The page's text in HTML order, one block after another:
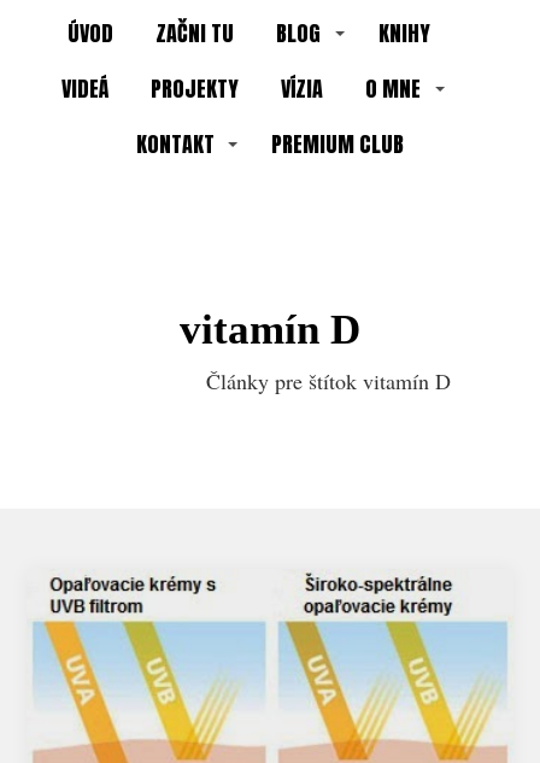
ÚVOD ZAČNI TU BLOG
KNIHY
VIDEÁ
PROJEKTY VÍZIA
O MNE
KONTAKT
PREMIUM CLUB
vitamín D
Články pre štítok vitamín D